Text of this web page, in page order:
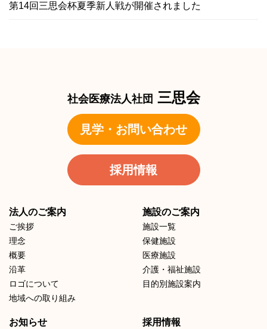
第14回三思会杯夏季新人戦が開催されました
社会医療法人社団 三思会
見学・お問い合わせ
採用情報
法人のご案内
ご挨拶
理念
概要
沿革
ロゴについて
地域への取り組み
施設のご案内
施設一覧
保健施設
医療施設
介護・福祉施設
目的別施設案内
お知らせ 採用情報